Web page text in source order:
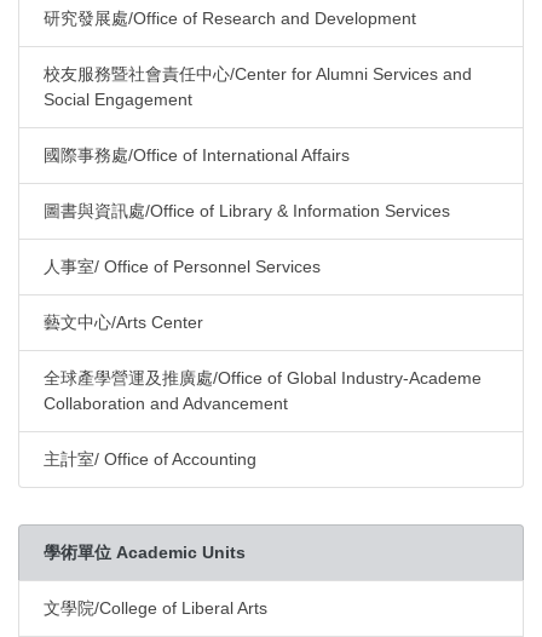
研究發展處/Office of Research and Development
校友服務暨社會責任中心/Center for Alumni Services and
Social Engagement
國際事務處/Office of International Affairs
圖書與資訊處/Office of Library & Information Services
人事室/ Office of Personnel Services
藝文中心/Arts Center
全球產學營運及推廣處/Office of Global Industry-Academe
Collaboration and Advancement
主計室/ Office of Accounting
學術單位 Academic Units
文學院/College of Liberal Arts